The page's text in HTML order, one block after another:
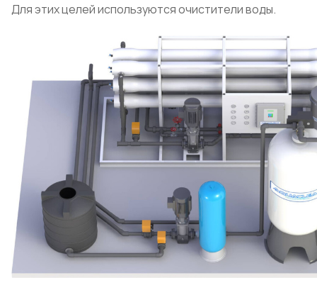
Для этих целей используются очистители воды.